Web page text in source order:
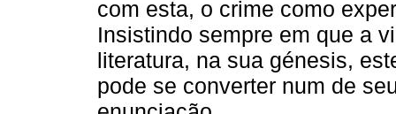
com esta, o crime como
Insistindo sempre em que a
literatura, na sua génesis,
pode se converter num de